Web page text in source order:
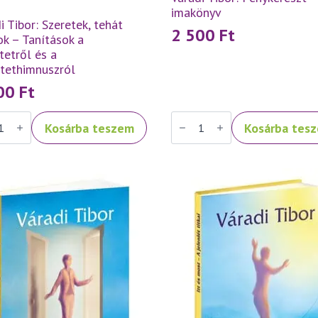
Tibor: Szeretek, tehát
– Tanítások a
és a
Ft
Kosárba teszem
imakönyv
2 500 Ft
Váradi
Tibor:
Fénykereszt
Kosárba